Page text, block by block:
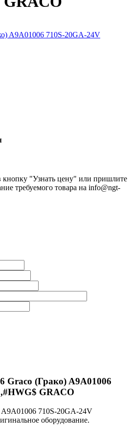
кнопку "Узнать цену" или пришлите
требуемого товара на info@ngt-
Graco (Грако) A9A01006
GRACO
710S-20GA-24V
оборудование.